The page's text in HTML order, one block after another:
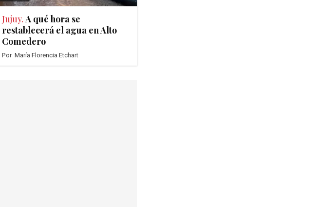
Jujuy.A qué hora se
restablecerá el agua en Alto
Comedero
Por María Florencia Etchart